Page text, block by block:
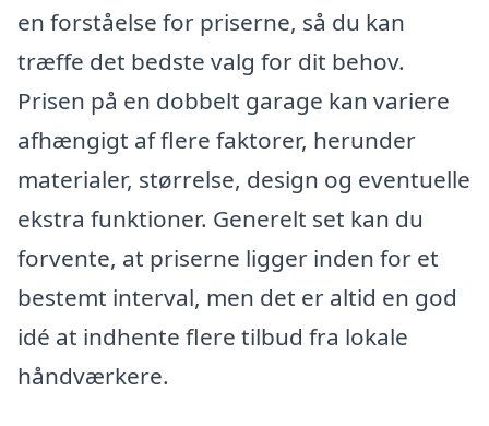
en forståelse for priserne, så du kan
træffe det bedste valg for dit behov.
Prisen på en dobbelt garage kan variere
afhængigt af flere faktorer, herunder
materialer, størrelse, design og eventuelle
ekstra funktioner. Generelt set kan du
forvente, at priserne ligger inden for et
bestemt interval, men det er altid en god
idé at indhente flere tilbud fra lokale
håndværkere.